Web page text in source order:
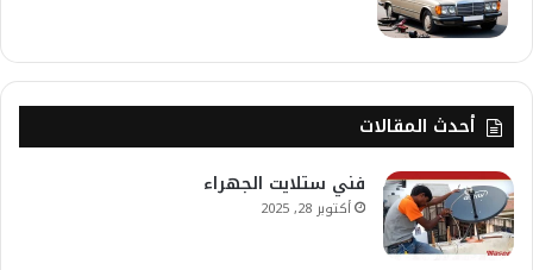
أحدث المقالات
فني ستلايت الجهراء
أكتوبر 28, 2025